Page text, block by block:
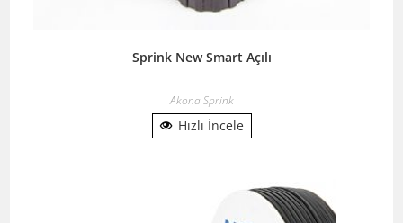
Sprink New Smart Açılı
Akona Sprink
Hızlı İncele